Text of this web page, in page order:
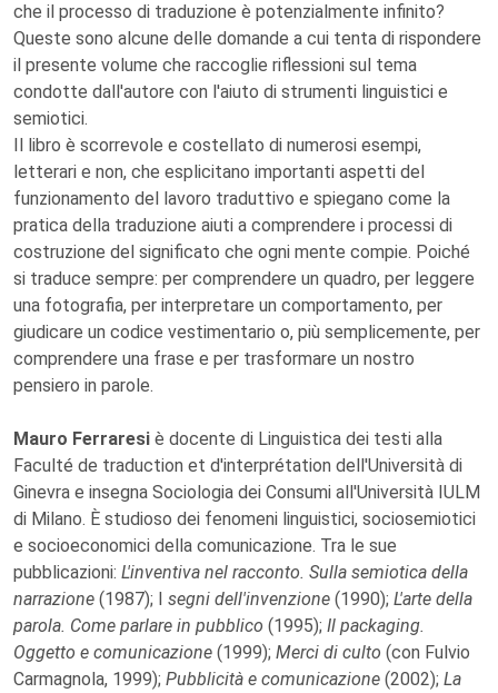
che il processo di traduzione è potenzialmente infinito?
Queste sono alcune delle domande a cui tenta di rispondere
il presente volume che raccoglie riflessioni sul tema
condotte dall'autore con l'aiuto di strumenti linguistici e
semiotici.
Il libro è scorrevole e costellato di numerosi esempi,
letterari e non, che esplicitano importanti aspetti del
funzionamento del lavoro traduttivo e spiegano come la
pratica della traduzione aiuti a comprendere i processi di
costruzione del significato che ogni mente compie. Poiché
si traduce sempre: per comprendere un quadro, per leggere
una fotografia, per interpretare un comportamento, per
giudicare un codice vestimentario o, più semplicemente, per
comprendere una frase e per trasformare un nostro
pensiero in parole.
Mauro Ferraresi è docente di Linguistica dei testi alla
Faculté de traduction et d'interprétation dell'Università di
Ginevra e insegna Sociologia dei Consumi all'Università IULM
di Milano. È studioso dei fenomeni linguistici, sociosemiotici
e socioeconomici della comunicazione. Tra le sue
pubblicazioni: L'inventiva nel racconto. Sulla semiotica della
narrazione (1987); I segni dell'invenzione (1990); L'arte della
parola. Come parlare in pubblico (1995); Il packaging.
Oggetto e comunicazione (1999); Merci di culto (con Fulvio
Carmagnola, 1999); Pubblicità e comunicazione (2002); La